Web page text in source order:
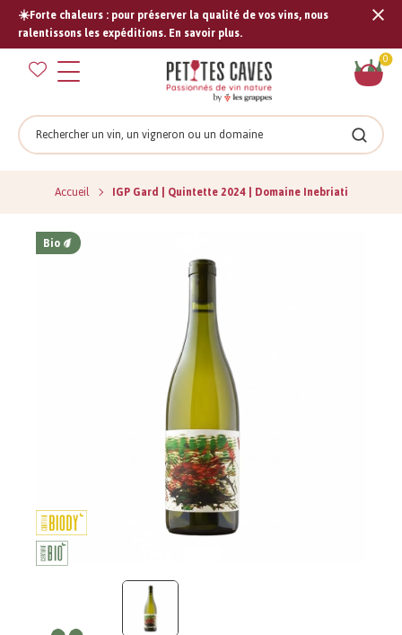
☀️Forte chaleurs : pour préserver la qualité de vos vins, nous
ralentissons les expéditions. En savoir plus.
0
Rechercher
Accueil IGP Gard | Quintette 2024 | Domaine Inebriati
Bio